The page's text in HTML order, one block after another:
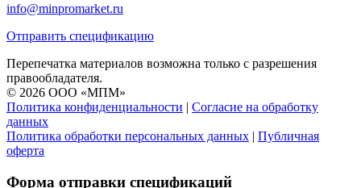
info@minpromarket.ru
Отправить спецификацию
Перепечатка материалов возможна только с разрешения
правообладателя.
© 2026 ООО «МПМ»
Политика конфиденциальности | Согласие на обработку
данных
Политика обработки персональных данных | Публичная
оферта
Форма отправки спецификаций